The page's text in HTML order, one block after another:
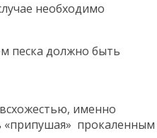
необходимо
песка должно быть
именно
«припушая» прокаленным